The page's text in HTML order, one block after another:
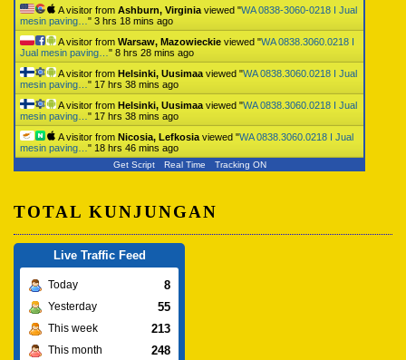
A visitor from Ashburn, Virginia viewed "WA 0838-3060-0218 I Jual
mesin paving… " 3 hrs 18 mins ago
A visitor from Warsaw, Mazowieckie viewed "WA 0838.3060.0218 I
Jual mesin paving… " 8 hrs 28 mins ago
A visitor from Helsinki, Uusimaa viewed "WA 0838.3060.0218 I Jual
mesin paving… " 17 hrs 38 mins ago
A visitor from Helsinki, Uusimaa viewed "WA 0838.3060.0218 I Jual
mesin paving… " 17 hrs 38 mins ago
A visitor from Nicosia, Lefkosia viewed "WA 0838.3060.0218 I Jual
mesin paving… " 18 hrs 46 mins ago
Get Script Real Time Tracking ON
TOTAL KUNJUNGAN
Live Traffic Feed
Today 8
Yesterday 55
This week 213
This month 248